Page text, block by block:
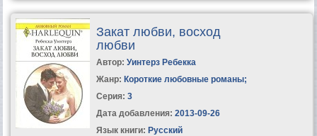
Закат любви, восход
любви
Автор: Уинтерз Ребекка
Жанр: Короткие любовные романы;
Серия: 3
Дата добавления: 2013-09-26
Язык книги: Русский